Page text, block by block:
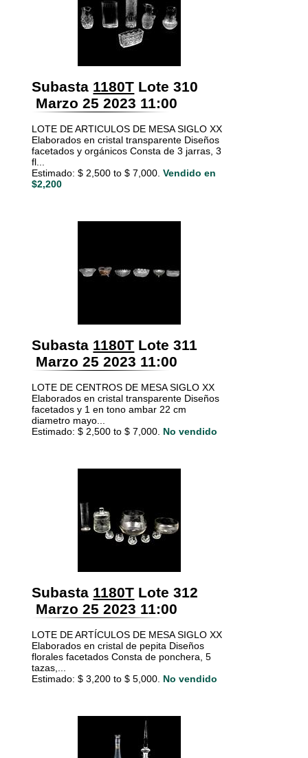
Subasta 1180T Lote 310
Marzo 25 2023 11:00
LOTE DE ARTICULOS DE MESA SIGLO XX
Elaborados en cristal transparente Diseños
facetados y orgánicos Consta de 3 jarras, 3
fl...
Estimado: $ 2,500 to $ 7,000. Vendido en
$2,200
Subasta 1180T Lote 311
Marzo 25 2023 11:00
LOTE DE CENTROS DE MESA SIGLO XX
Elaborados en cristal transparente Diseños
facetados y 1 en tono ambar 22 cm
diametro mayo...
Estimado: $ 2,500 to $ 7,000. No vendido
Subasta 1180T Lote 312
Marzo 25 2023 11:00
LOTE DE ARTÍCULOS DE MESA SIGLO XX
Elaborados en cristal de pepita Diseños
florales facetados Consta de ponchera, 5
tazas,...
Estimado: $ 3,200 to $ 5,000. No vendido